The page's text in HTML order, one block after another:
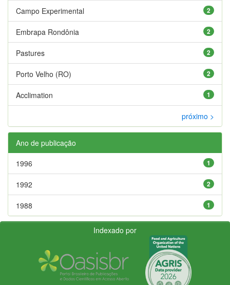
2
Campo Experimental
2
Embrapa Rondônia
2
Pastures
2
Porto Velho (RO)
1
Acclimation
próximo >
Ano de publicação
1
1996
2
1992
1
1988
Indexado por